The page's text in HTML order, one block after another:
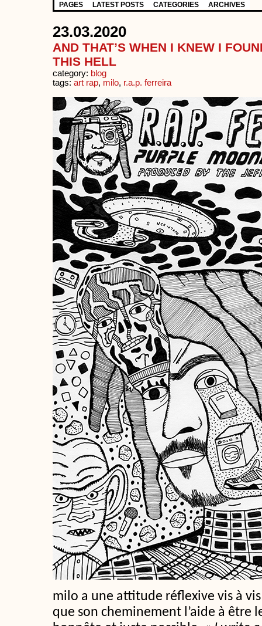
PAGES LATEST POSTS CATEGORIES ARCHIVES
23.03.2020
AND THAT’S WHEN I KNEW I
THIS HELL
category: blog
tags: art rap, milo, r.a.p. ferreira
milo a une attitude réflexive vis à
que son cheminement l’aide à être